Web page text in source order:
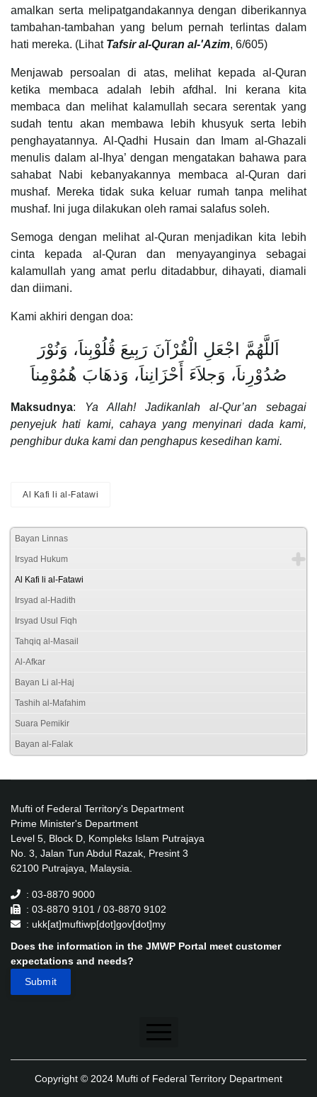
amalkan serta melipatgandakannya dengan diberikannya
tambahan-tambahan yang belum pernah terlintas dalam
hati mereka. (Lihat Tafsir al-Quran al-'Azim, 6/605)
Menjawab persoalan di atas, melihat kepada al-Quran
ketika membaca adalah lebih afdhal. Ini kerana kita
membaca dan melihat kalamullah secara serentak yang
sudah tentu akan membawa lebih khusyuk serta lebih
penghayatannya. Al-Qadhi Husain dan Imam al-Ghazali
menulis dalam al-Ihya’ dengan mengatakan bahawa para
sahabat Nabi kebanyakannya membaca al-Quran dari
mushaf. Mereka tidak suka keluar rumah tanpa melihat
mushaf. Ini juga dilakukan oleh ramai salafus soleh.
Semoga dengan melihat al-Quran menjadikan kita lebih
cinta kepada al-Quran dan menyayanginya sebagai
kalamullah yang amat perlu ditadabbur, dihayati, diamali
dan diimani.
Kami akhiri dengan doa:
اَللَّهُمَّ اجْعَلِ الْقُرْآنَ رَبِيعَ قُلُوْبِناَ، وَنُوْرَ
صُدُوْرِناَ، وَجلاَءَ أَحْزَانِناَ، وَذهَابَ هُمُوْمِناَ
Maksudnya:
Ya Allah! Jadikanlah al-Qur’an sebagai
penyejuk hati kami, cahaya yang menyinari dada kami,
penghibur duka kami dan penghapus kesedihan kami.
Al Kafi li al-Fatawi
Bayan Linnas
Irsyad Hukum
Al Kafi li al-Fatawi
Irsyad al-Hadith
Irsyad Usul Fiqh
Tahqiq al-Masail
Al-Afkar
Bayan Li al-Haj
Tashih al-Mafahim
Suara Pemikir
Bayan al-Falak
Mufti of Federal Territory's Department
Prime Minister's Department
Level 5, Block D, Kompleks Islam Putrajaya
No. 3, Jalan Tun Abdul Razak, Presint 3
62100 Putrajaya, Malaysia.
: 03-8870 9000
: 03-8870 9101 / 03-8870 9102
: ukk[at]muftiwp[dot]gov[dot]my
Does the information in the JMWP Portal meet customer
expectations and needs?
Disclaimer
Copyright © 2024 Mufti of Federal Territory Department